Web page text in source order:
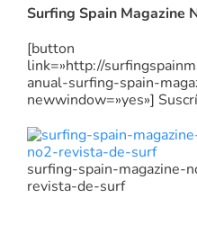
Surfing Spain Magazine
[button
link=»http://
anual-surfing-spain-
newwindow=»yes»]
surfing-spain-magazine-
revista-de-surf